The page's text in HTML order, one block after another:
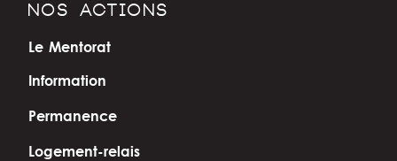
NOS ACTIONS
Le Mentorat
Information
Permanence
Logement-relais